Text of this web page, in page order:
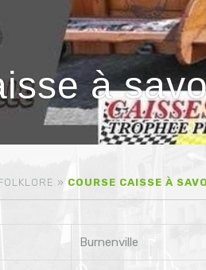
à
» COURSE CAISSE À
Burnenville